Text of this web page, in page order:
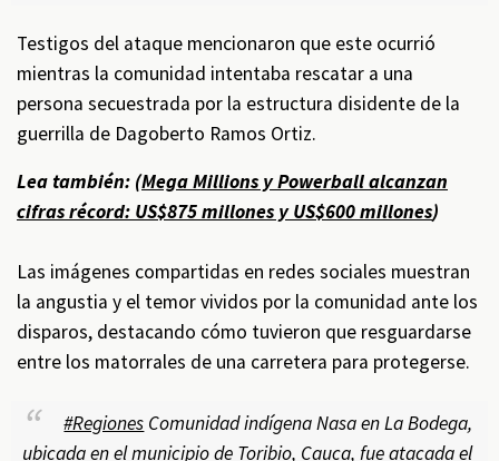
Testigos del ataque mencionaron que este ocurrió
mientras la comunidad intentaba rescatar a una
persona secuestrada por la estructura disidente de la
guerrilla de Dagoberto Ramos Ortiz.
Lea también: (Mega Millions y Powerball alcanzan
cifras récord: US$875 millones y US$600 millones)
Las imágenes compartidas en redes sociales muestran
la angustia y el temor vividos por la comunidad ante los
disparos, destacando cómo tuvieron que resguardarse
entre los matorrales de una carretera para protegerse.
#Regiones Comunidad indígena Nasa en La Bodega,
ubicada en el municipio de Toribio, Cauca, fue atacada el